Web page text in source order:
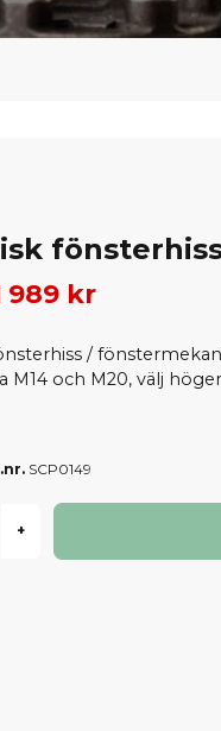
989 kr
/
M14 och M20, välj
SCP0149
+